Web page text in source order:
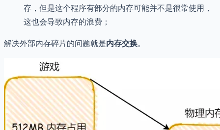
存，但是这个程序有部分的内存可能并不是很常使用，
这也会导致内存的浪费；
解决外部内存碎片的问题就是内存交换。